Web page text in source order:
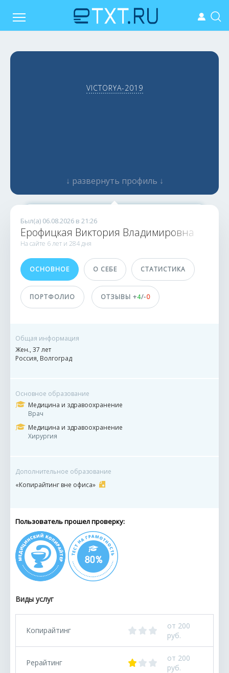
VICTORYA-2019
↓ развернуть профиль ↓
ИСПОЛНИТЕЛИ
214 900
1603 заказа
0 сделок
Ерофицкая Виктория Владимировна
На сайте 6 лет и 284 дня
Был(а) 06.08.2026 в 21:26
ОСНОВНОЕ О СЕБЕ СТАТИСТИКА
ПОРТФОЛИО ОТЗЫВЫ +4/-0
Общая информация
Жен., 37 лет
Россия, Волгоград
Основное образование
Медицина и здравоохранение
Врач
Медицина и здравоохранение
Хирургия
Дополнительное образование
«Копирайтинг вне офиса»
Пользователь прошел проверку:
Виды услуг
Копирайтинг
от 200
руб.
Рерайтинг
от 200
руб.